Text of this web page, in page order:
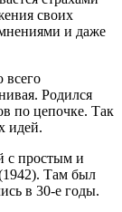
своих
и даже
всего
Родился
по цепочке. Так
идей.
с простым и
Там был
в 30-е годы.